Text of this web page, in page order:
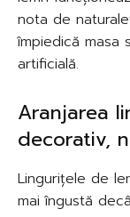
nota de
împiedică masa
artificială.
Aranjarea
decorativ,
Lingurițele de
mai îngustă